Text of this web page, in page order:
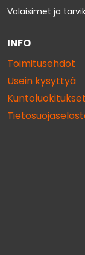
Valaisimet ja
INFO
Toimitusehdot
Usein kysyttyä
Kuntoluokitukset